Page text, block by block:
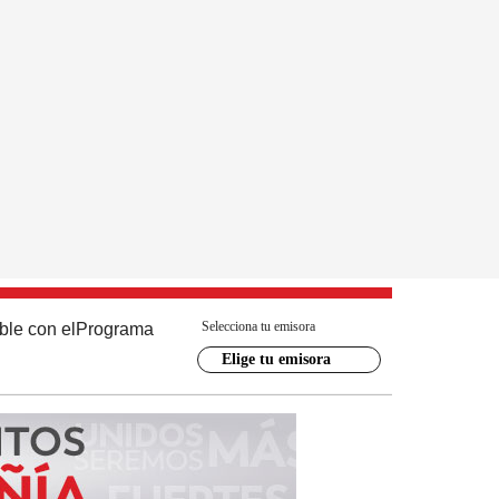
con el Programa Selecciona tu emisora
Elige tu emisora